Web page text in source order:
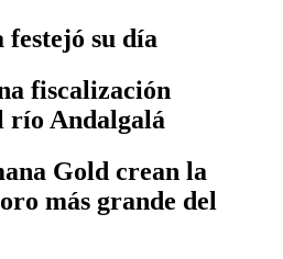
su día
fiscalización
río Andalgalá
Gold crean la
más grande del